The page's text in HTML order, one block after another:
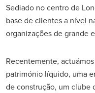
Sediado no centro de
base de clientes a nível
organizações de grande
Recentemente,
património líquido, uma
de construção, um clube